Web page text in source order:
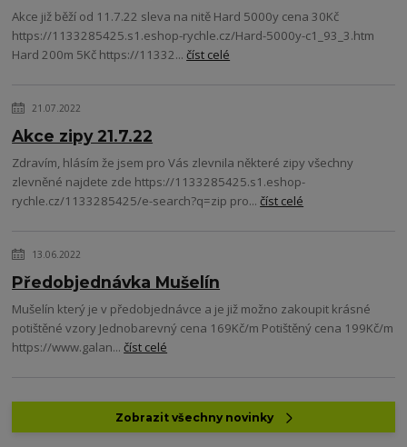
Akce již běží od 11.7.22 sleva na nitě Hard 5000y cena 30Kč
https://1133285425.s1.eshop-rychle.cz/Hard-5000y-c1_93_3.htm
Hard 200m 5Kč https://11332...číst celé
21.07.2022
Akce zipy 21.7.22
Zdravím, hlásím že jsem pro Vás zlevnila některé zipy všechny
zlevněné najdete zde https://1133285425.s1.eshop-
rychle.cz/1133285425/e-search?q=zip pro...číst celé
13.06.2022
Předobjednávka Mušelín
Mušelín který je v předobjednávce a je již možno zakoupit krásné
potištěné vzory Jednobarevný cena 169Kč/m Potištěný cena 199Kč/m
https://www.galan...číst celé
Zobrazit všechny novinky